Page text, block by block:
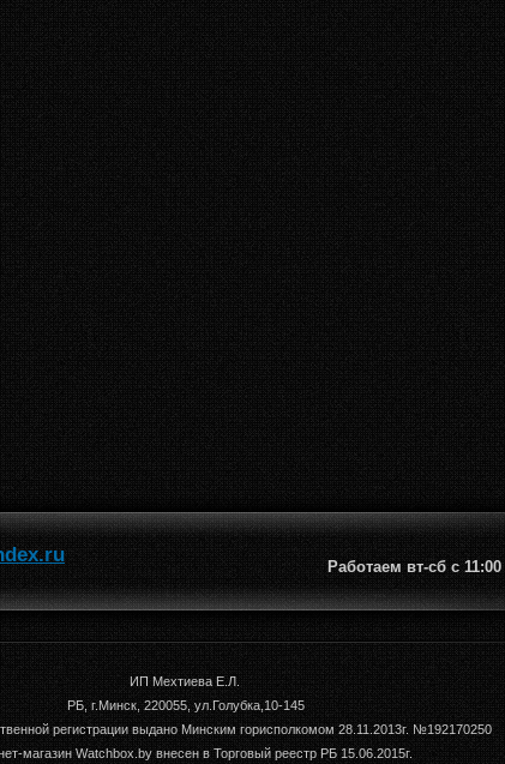
Работаем вт-сб с
ИП Мехтиева Е.Л.
РБ, г.Минск, 220055, ул.Голубка,10-145
регистрации выдано Минским горисполкомом 28.11.2013г. №192170250
магазин Watchbox.by внесен в Торговый реестр РБ 15.06.2015г.